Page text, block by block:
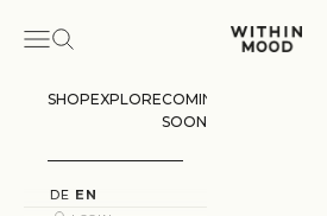
Within Mood
Navigation menu
Search
SHOPEXPLORECOMING
SOON
DE EN